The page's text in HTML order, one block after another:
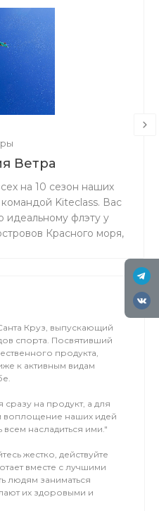
Ветра
на 10 сезон наших
Kiteclass. Вас
идеальному флэту у
Красного моря,
Круз, выпускающий
спорта. Посвятивший
продукта,
к активным видам
сразу на продукт, а для
воплощение наших идей
насладиться ими."
жестко, действуйте
вместе с лучшими
людям заниматься
их здоровыми и